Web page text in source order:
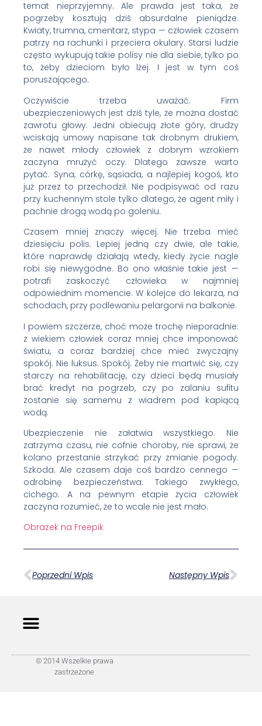
temat nieprzyjemny. Ale prawda jest taka, że
pogrzeby kosztują dziś absurdalne pieniądze.
Kwiaty, trumna, cmentarz, stypa — człowiek czasem
patrzy na rachunki i przeciera okulary. Starsi ludzie
często wykupują takie polisy nie dla siebie, tylko po
to, żeby dzieciom było lżej. I jest w tym coś
poruszającego.
Oczywiście trzeba uważać. Firm
ubezpieczeniowych jest dziś tyle, że można dostać
zawrotu głowy. Jedni obiecują złote góry, drudzy
wciskają umowy napisane tak drobnym drukiem,
że nawet młody człowiek z dobrym wzrokiem
zaczyna mrużyć oczy. Dlatego zawsze warto
pytać. Syna, córkę, sąsiada, a najlepiej kogoś, kto
już przez to przechodził. Nie podpisywać od razu
przy kuchennym stole tylko dlatego, że agent miły i
pachnie drogą wodą po goleniu.
Czasem mniej znaczy więcej. Nie trzeba mieć
dziesięciu polis. Lepiej jedną czy dwie, ale takie,
które naprawdę działają wtedy, kiedy życie nagle
robi się niewygodne. Bo ono właśnie takie jest —
potrafi zaskoczyć człowieka w najmniej
odpowiednim momencie. W kolejce do lekarza, na
schodach, przy podlewaniu pelargonii na balkonie.
I powiem szczerze, choć może trochę nieporadnie:
z wiekiem człowiek coraz mniej chce imponować
światu, a coraz bardziej chce mieć zwyczajny
spokój. Nie luksus. Spokój. Żeby nie martwić się, czy
starczy na rehabilitację, czy dzieci będą musiały
brać kredyt na pogrzeb, czy po zalaniu sufitu
zostanie się samemu z wiadrem pod kapiącą
wodą.
Ubezpieczenie nie załatwia wszystkiego. Nie
zatrzyma czasu, nie cofnie choroby, nie sprawi, że
kolano przestanie strzykać przy zmianie pogody.
Szkoda. Ale czasem daje coś bardzo cennego —
odrobinę bezpieczeństwa. Takiego zwykłego,
cichego. A na pewnym etapie życia człowiek
zaczyna rozumieć, że to wcale nie jest mało.
Obrazek na Freepik
Poprzedni Wpis Następny Wpis
© 2014 Wszelkie prawa
zastrzeżone